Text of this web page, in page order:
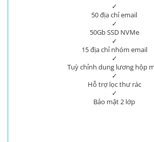
✓
50 địa chỉ email
✓
50Gb SSD NVMe
✓
15 địa chỉ nhóm email
✓
Tuỳ chỉnh dung lương hộp
✓
Hỗ trợ lọc thư rác
✓
Bảo mật 2 lớp